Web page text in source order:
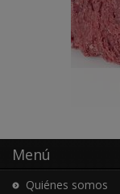
Menú
Quiénes somos